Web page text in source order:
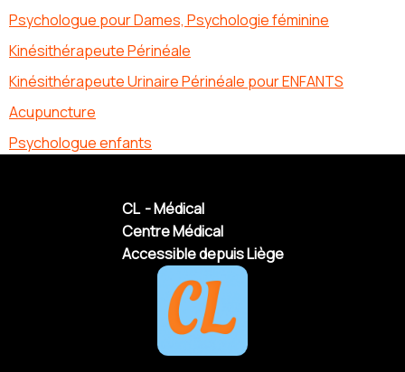
Psychologue pour Dames, Psychologie féminine
Kinésithérapeute Périnéale
Kinésithérapeute Urinaire Périnéale pour ENFANTS
Acupuncture
Psychologue enfants
CL - Médical
Centre Médical
Accessible depuis Liège